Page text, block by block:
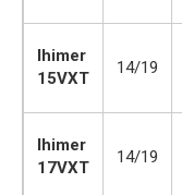
Ihimer
15VXT
14/19
Ihimer
17VXT
14/19